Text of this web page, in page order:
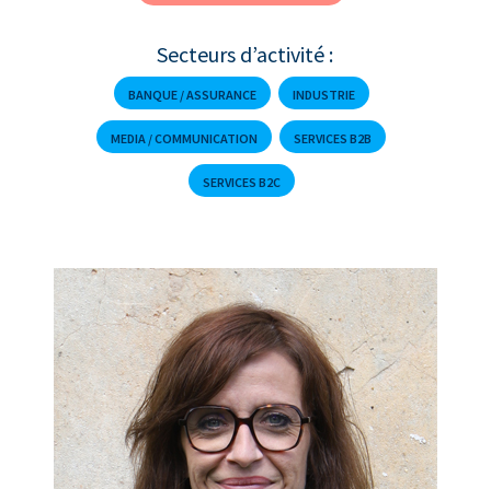
Secteurs d’activité :
BANQUE / ASSURANCE INDUSTRIE
MEDIA / COMMUNICATION SERVICES B2B
SERVICES B2C